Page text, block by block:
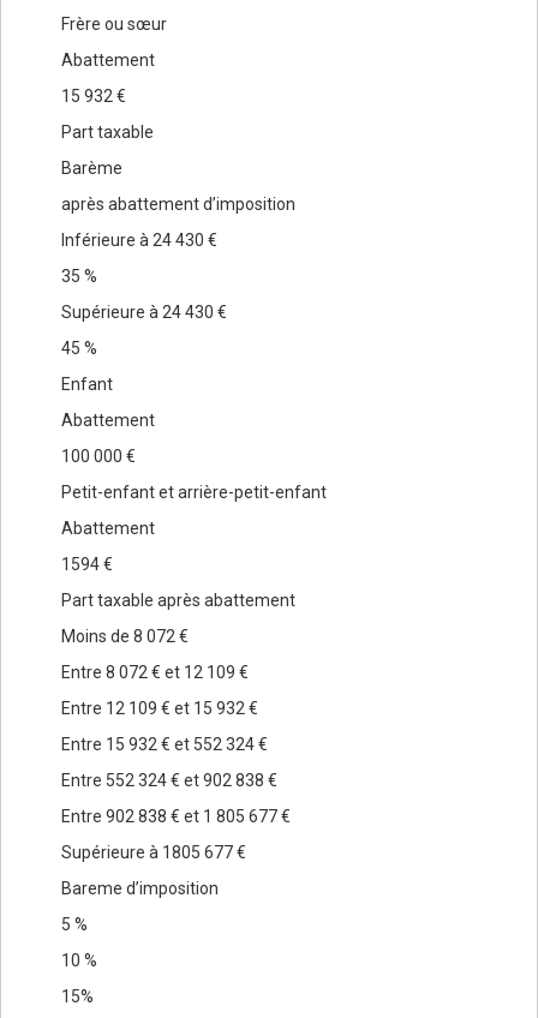
Frère ou sœur
Abattement
15 932 €
Part taxable
Barème
après abattement d’imposition
Inférieure à 24 430 €
35 %
Supérieure à 24 430 €
45 %
Enfant
Abattement
100 000 €
Petit-enfant et arrière-petit-enfant
Abattement
1594 €
Part taxable après abattement
Moins de 8 072 €
Entre 8 072 € et 12 109 €
Entre 12 109 € et 15 932 €
Entre 15 932 € et 552 324 €
Entre 552 324 € et 902 838 €
Entre 902 838 € et 1 805 677 €
Supérieure à 1805 677 €
Bareme d’imposition
5 %
10 %
15%